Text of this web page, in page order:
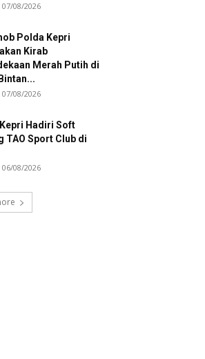
07/08/2026
Polda Kepri
Kirab
Merah Putih di
07/08/2026
Hadiri Soft
TAO Sport Club di
06/08/2026